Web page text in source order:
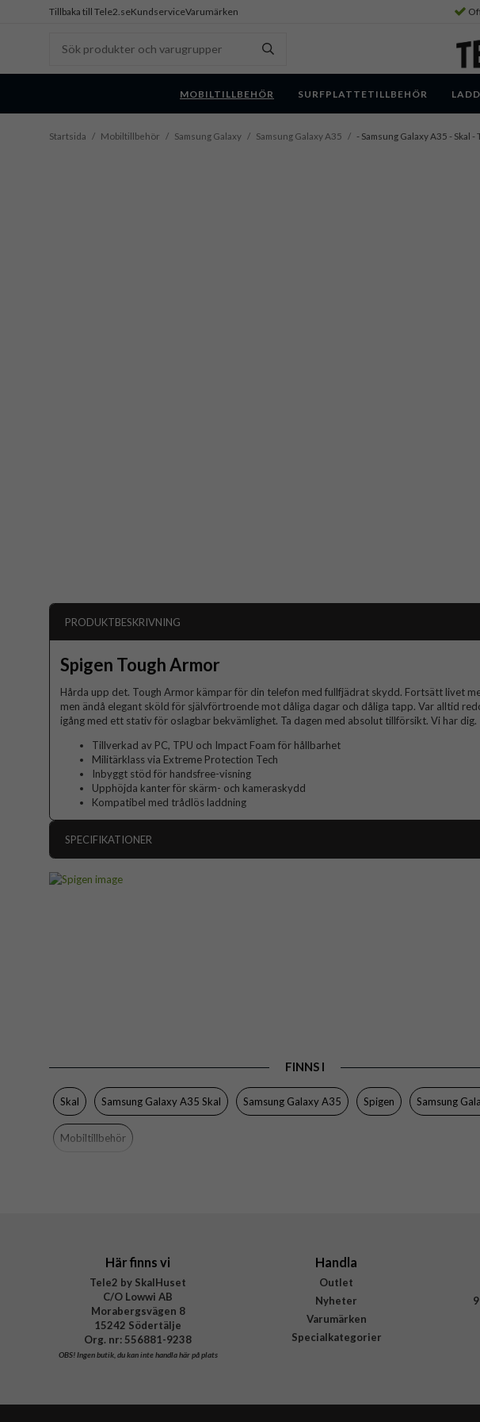
Tillbaka till Tele2.seKundserviceVarumärken
MOBILTILLBEHÖR SURFPLATTETILLBEHÖR
Startsida / Mobiltillbehör / Samsung Galaxy / Samsung Galaxy A35 / - Samsung Galaxy A35 - Skal
PRODUKTBESKRIVNING
Spigen Tough Armor
Hårda upp det. Tough Armor kämpar för din telefon med fullfjädrat skydd. Fortsätt livet
men ändå elegant sköld för självförtroende mot dåliga dagar och dåliga tapp. Var alltid
igång med ett stativ för oslagbar bekvämlighet. Ta dagen med absolut tillförsikt. Vi har dig.
Tillverkad av PC, TPU och Impact Foam för hållbarhet
Militärklass via Extreme Protection Tech
Inbyggt stöd för handsfree-visning
Upphöjda kanter för skärm- och kameraskydd
Kompatibel med trådlös laddning
SPECIFIKATIONER
FINNS I
Skal Samsung Galaxy A35 Skal Samsung Galaxy A35 Spigen Samsung
Mobiltillbehör
Här finns vi
Tele2 by SkalHuset
C/O Lowwi AB
Morabergsvägen 8
15242 Södertälje
Org. nr: 556881-9238
OBS!Ingen butik, du kan inte handla här på plats
Handla
Outlet
Nyheter
Varumärken
Specialkategorier